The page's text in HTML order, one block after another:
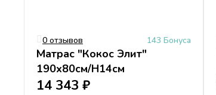
0 отзывов 143 Бонуса
Матрас "Кокос Элит"
190х80см/H14см
14 343 ₽